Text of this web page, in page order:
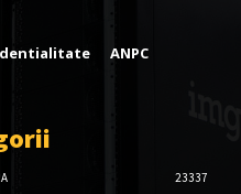
ANPC
23337